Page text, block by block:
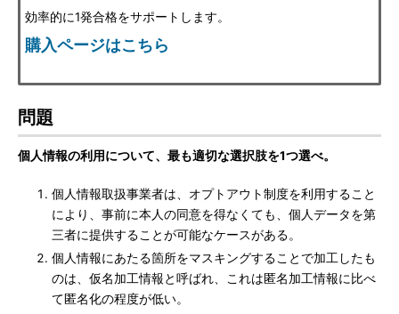
効率的に1発合格をサポートします。
購入ページはこちら
問題
個人情報の利用について、最も適切な選択肢を1つ選べ。
個人情報取扱事業者は、オプトアウト制度を利用すること
により、事前に本人の同意を得なくても、個人データを第
三者に提供することが可能なケースがある。
個人情報にあたる箇所をマスキングすることで加工したも
のは、仮名加工情報と呼ばれ、これは匿名加工情報に比べ
て匿名化の程度が低い。